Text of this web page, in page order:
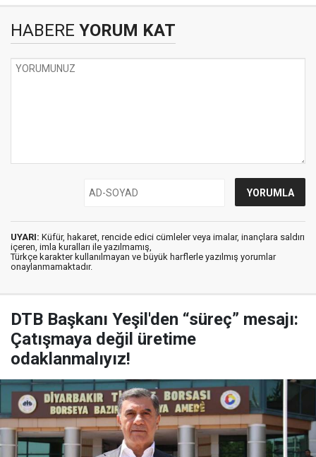
HABERE YORUM KAT
UYARI: Küfür, hakaret, rencide edici cümleler veya imalar, inançlara saldırı
içeren, imla kuralları ile yazılmamış,
Türkçe karakter kullanılmayan ve büyük harflerle yazılmış yorumlar
onaylanmamaktadır.
DTB Başkanı Yeşil'den “süreç” mesajı:
Çatışmaya değil üretime
odaklanmalıyız!